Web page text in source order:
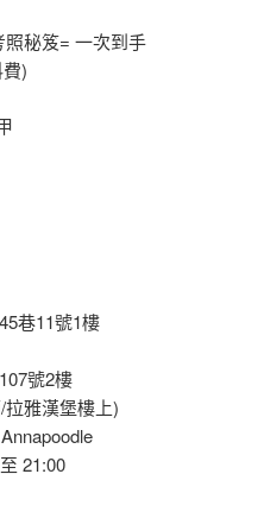
秘笈= 一次到手
)
巷11號1樓
號2樓
雅漢堡樓上)
21:00